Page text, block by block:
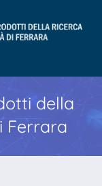
della
Ferrara